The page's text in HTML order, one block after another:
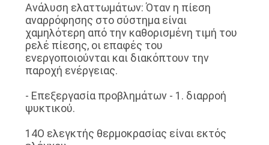
Ανάλυση ελαττωμάτων: Όταν η πίεση
αναρρόφησης στο σύστημα είναι
χαμηλότερη από την καθορισμένη τιμή του
ρελέ πίεσης, οι επαφές του
ενεργοποιούνται και διακόπτουν την
παροχή ενέργειας.
- Επεξεργασία προβλημάτων - 1. διαρροή
ψυκτικού.
14Ο ελεγκτής θερμοκρασίας είναι εκτός